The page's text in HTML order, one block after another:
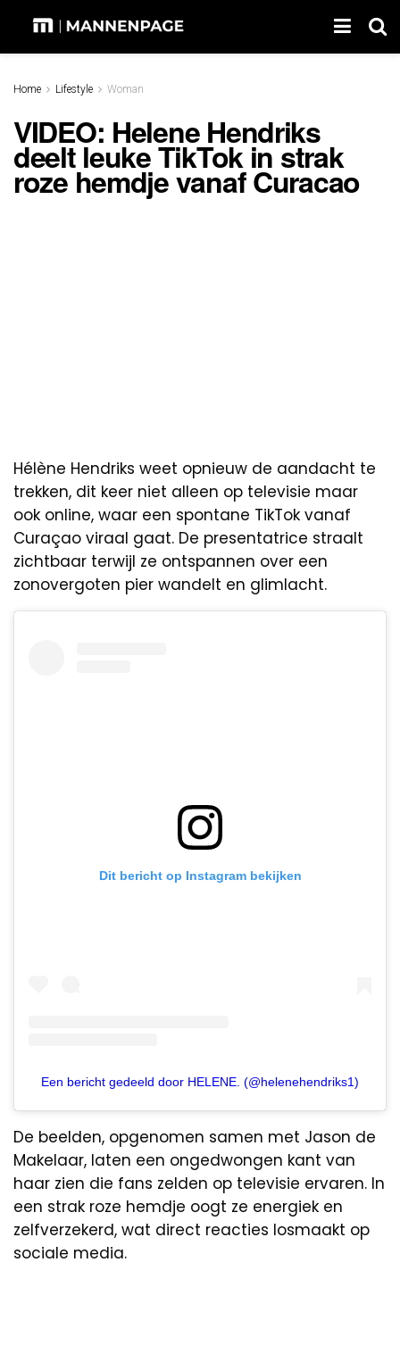
Home Lifestyle Woman
VIDEO: Helene Hendriks
deelt leuke TikTok in strak
roze hemdje vanaf Curacao
Hélène Hendriks weet opnieuw de aandacht te
trekken, dit keer niet alleen op televisie maar
ook online, waar een spontane TikTok vanaf
Curaçao viraal gaat. De presentatrice straalt
zichtbaar terwijl ze ontspannen over een
zonovergoten pier wandelt en glimlacht.
Dit bericht op Instagram bekijken
Een bericht gedeeld door HELENE. (@helenehendriks1)
De beelden, opgenomen samen met Jason de
Makelaar, laten een ongedwongen kant van
haar zien die fans zelden op televisie ervaren. In
een strak roze hemdje oogt ze energiek en
zelfverzekerd, wat direct reacties losmaakt op
sociale media.